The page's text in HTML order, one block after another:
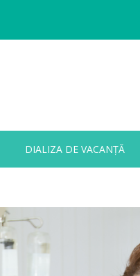
DIALIZA DE VACANȚĂ